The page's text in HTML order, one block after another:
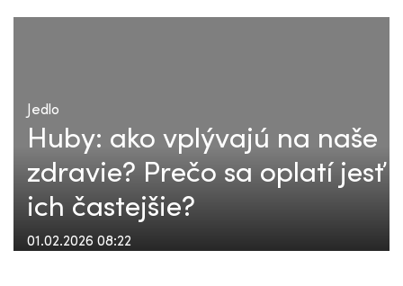
Jedlo
Huby: ako vplývajú na naše
zdravie? Prečo sa oplatí jesť
ich častejšie?
01.02.2026 08:22